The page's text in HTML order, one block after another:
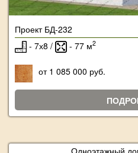
Проект БД-232
- 7х8 /
- 77 м2
от 1 085 000 руб.
Одноэтажный